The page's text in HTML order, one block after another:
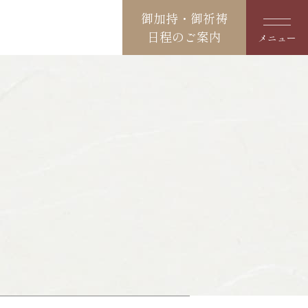
御加持・御祈祷
日程のご案内